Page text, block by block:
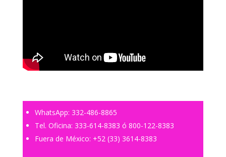
WhatsApp: 332-486-8865
Tel. Oficina: 333-614-8383 ó 800-122-8383
Fuera de México: +52 (33) 3614-8383